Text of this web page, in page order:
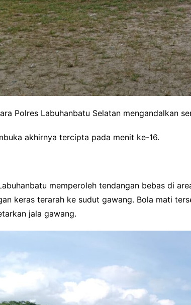
Polres Labuhanbatu Selatan mengandalkan
akhirnya tercipta pada menit ke-16.
memperoleh tendangan bebas di
keras terarah ke sudut gawang. Bola mati
jala gawang.